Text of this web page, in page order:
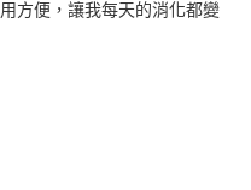
方便，讓我每天的消化都變